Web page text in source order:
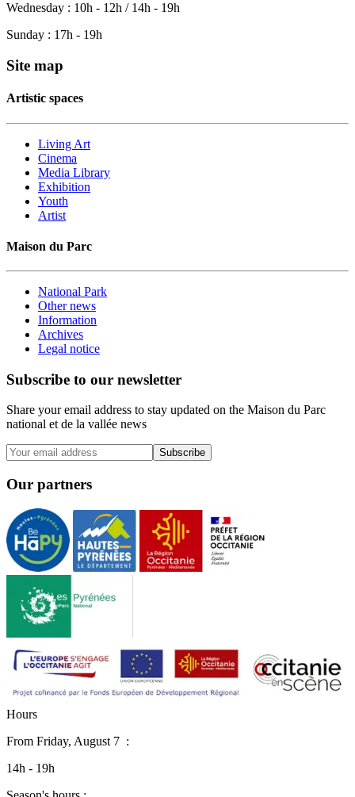
Wednesday : 10h - 12h / 14h - 19h
Sunday : 17h - 19h
Site map
Artistic spaces
Living Art
Cinema
Media Library
Exhibition
Youth
Artist
Maison du Parc
National Park
Other news
Information
Archives
Legal notice
Subscribe to our newsletter
Share your email address to stay updated on the Maison du Parc
national et de la vallée news
Subscribe
Our partners
Hours
From Friday, August 7 :
14h - 19h